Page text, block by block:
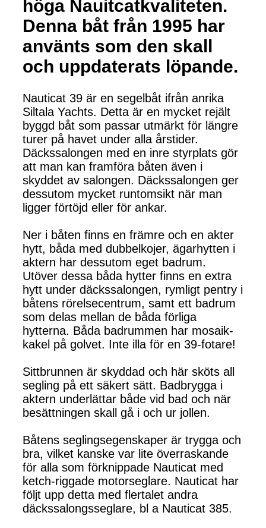
höga Nauitcatkvaliteten.
Denna båt från 1995 har
använts som den skall
och uppdaterats löpande.
Nauticat 39 är en segelbåt ifrån anrika
Siltala Yachts. Detta är en mycket rejält
byggd båt som passar utmärkt för längre
turer på havet under alla årstider.
Däckssalongen med en inre styrplats gör
att man kan framföra båten även i
skyddet av salongen. Däckssalongen ger
dessutom mycket runtomsikt när man
ligger förtöjd eller för ankar.
Ner i båten finns en främre och en akter
hytt, båda med dubbelkojer, ägarhytten i
aktern har dessutom eget badrum.
Utöver dessa båda hytter finns en extra
hytt under däckssalongen, rymligt pentry i
båtens rörelsecentrum, samt ett badrum
som delas mellan de båda förliga
hytterna. Båda badrummen har mosaik-
kakel på golvet. Inte illa för en 39-fotare!
Sittbrunnen är skyddad och här sköts all
segling på ett säkert sätt. Badbrygga i
aktern underlättar både vid bad och när
besättningen skall gå i och ur jollen.
Båtens seglingsegenskaper är trygga och
bra, vilket kanske var lite överraskande
för alla som förknippade Nauticat med
ketch-riggade motorseglare. Nauticat har
följt upp detta med flertalet andra
däckssalongsseglare, bl a Nauticat 385.